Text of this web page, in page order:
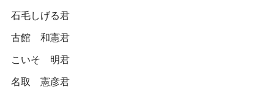
石毛しげる君
古館 和憲君
こいそ 明君
名取 憲彦君